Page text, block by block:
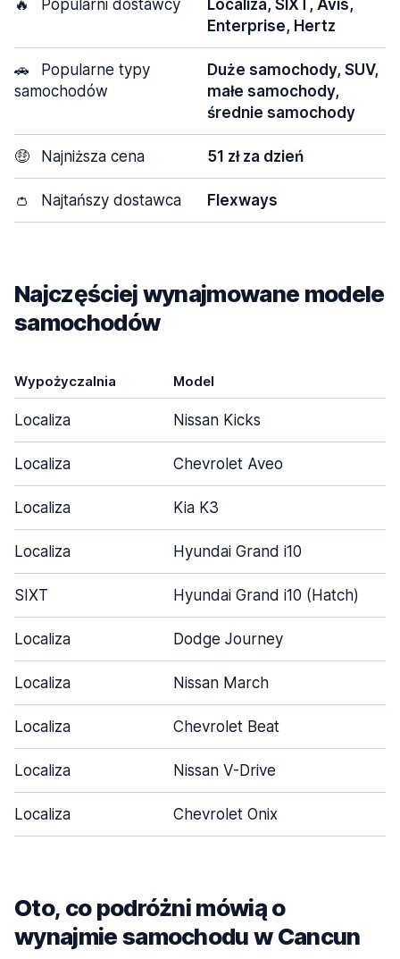
🔥 Popularni dostawcy
Localiza, SIXT, Avis,
Enterprise, Hertz
🚗
Popularne typy
samochodów
Duże samochody, SUV,
małe samochody,
średnie samochody
🤑 Najniższa cena 51 zł za dzień
👛 Najtańszy dostawca Flexways
Najczęściej wynajmowane modele
samochodów
Wypożyczalnia Model
Localiza Nissan Kicks
Localiza Chevrolet Aveo
Localiza Kia K3
Localiza Hyundai Grand i10
SIXT Hyundai Grand i10 (Hatch)
Localiza Dodge Journey
Localiza Nissan March
Localiza Chevrolet Beat
Localiza Nissan V-Drive
Localiza Chevrolet Onix
Oto, co podróżni mówią o
wynajmie samochodu w Cancun